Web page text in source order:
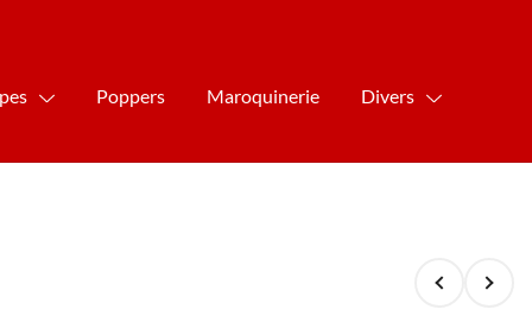
Poppers Maroquinerie Divers